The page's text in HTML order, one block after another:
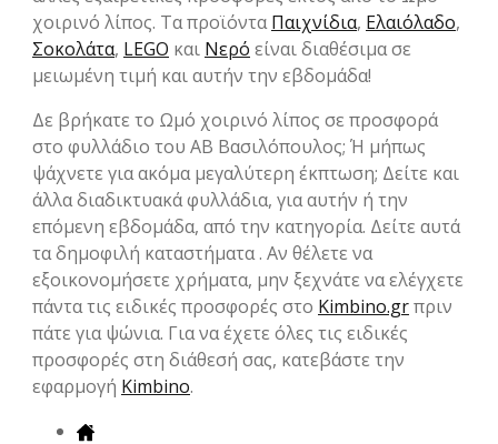
χοιρινό λίπος. Τα προϊόνταΠαιχνίδια, Ελαιόλαδο,
Σοκολάτα, LEGO και Νερό είναι διαθέσιμα σε
μειωμένη τιμή και αυτήν την εβδομάδα!
Δε βρήκατε το Ωμό χοιρινό λίπος σε προσφορά
στο φυλλάδιο του ΑΒ Βασιλόπουλος; Ή μήπως
ψάχνετε για ακόμα μεγαλύτερη έκπτωση; Δείτε και
άλλα διαδικτυακά φυλλάδια, για αυτήν ή την
επόμενη εβδομάδα, από την κατηγορία. Δείτε αυτά
τα δημοφιλή καταστήματα . Αν θέλετε να
εξοικονομήσετε χρήματα, μην ξεχνάτε να ελέγχετε
πάντα τις ειδικές προσφορές στο Kimbino.grπριν
πάτε για ψώνια. Για να έχετε όλες τις ειδικές
προσφορές στη διάθεσή σας, κατεβάστε την
εφαρμογή Kimbino.